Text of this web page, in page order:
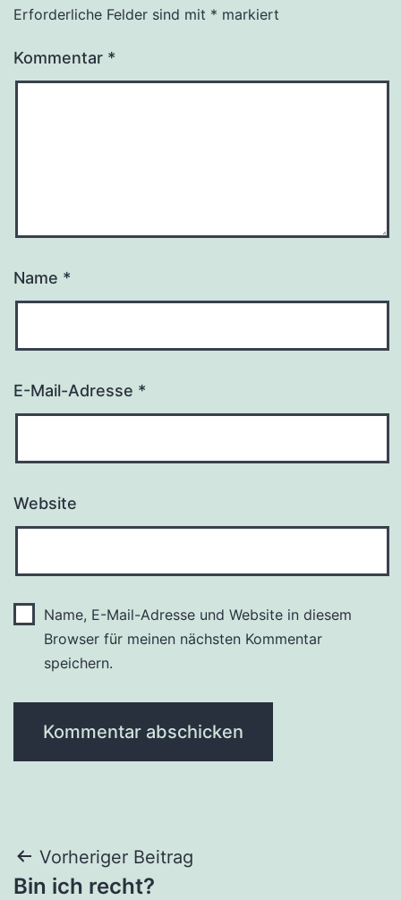
Erforderliche Felder sind mit * markiert
Kommentar *
Name *
E-Mail-Adresse *
Website
Name, E-Mail-Adresse und Website in diesem
Browser für meinen nächsten Kommentar
speichern.
Beitragsnavigation
Vorheriger Beitrag
Bin ich recht?